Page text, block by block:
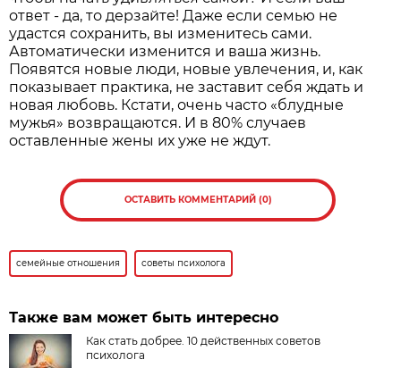
ответ - да, то дерзайте! Даже если семью не
удастся сохранить, вы изменитесь сами.
Автоматически изменится и ваша жизнь.
Появятся новые люди, новые увлечения, и, как
показывает практика, не заставит себя ждать и
новая любовь. Кстати, очень часто «блудные
мужья» возвращаются. И в 80% случаев
оставленные жены их уже не ждут.
ОСТАВИТЬ КОММЕНТАРИЙ (0)
семейные отношения советы психолога
Также вам может быть интересно
Как стать добрее. 10 действенных советов
психолога